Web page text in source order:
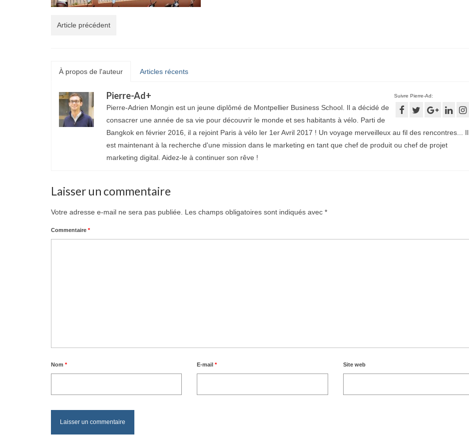
Article précédent
À propos de l'auteur Articles récents
Suivre Pierre-Ad:
Pierre-Ad+
Pierre-Adrien Mongin est un jeune diplômé de Montpellier Business School. Il a décidé de
consacrer une année de sa vie pour découvrir le monde et ses habitants à vélo. Parti de
Bangkok en février 2016, il a rejoint Paris à vélo ler 1er Avril 2017 ! Un voyage merveilleux au fil des rencontres... Il
est maintenant à la recherche d'une mission dans le marketing en tant que chef de produit ou chef de projet
marketing digital. Aidez-le à continuer son rêve !
Laisser un commentaire
Votre adresse e-mail ne sera pas publiée. Les champs obligatoires sont indiqués avec *
Commentaire *
Nom * E-mail* Site web